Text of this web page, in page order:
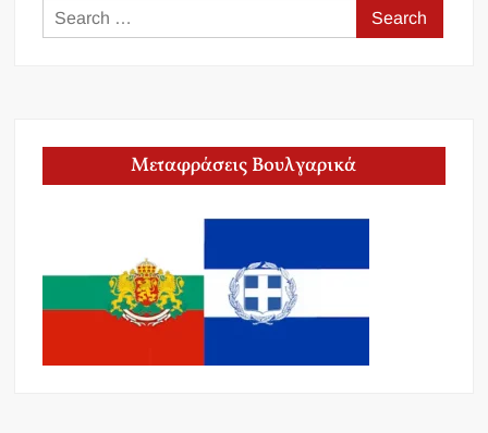
Search
for:
Μεταφράσεις Βουλγαρικά